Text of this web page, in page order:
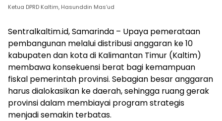
Ketua DPRD Kaltim, Hasunddin Mas’ud
Sentralkaltim.id, Samarinda – Upaya pemerataan
pembangunan melalui distribusi anggaran ke 10
kabupaten dan kota di Kalimantan Timur (Kaltim)
membawa konsekuensi berat bagi kemampuan
fiskal pemerintah provinsi. Sebagian besar anggaran
harus dialokasikan ke daerah, sehingga ruang gerak
provinsi dalam membiayai program strategis
menjadi semakin terbatas.